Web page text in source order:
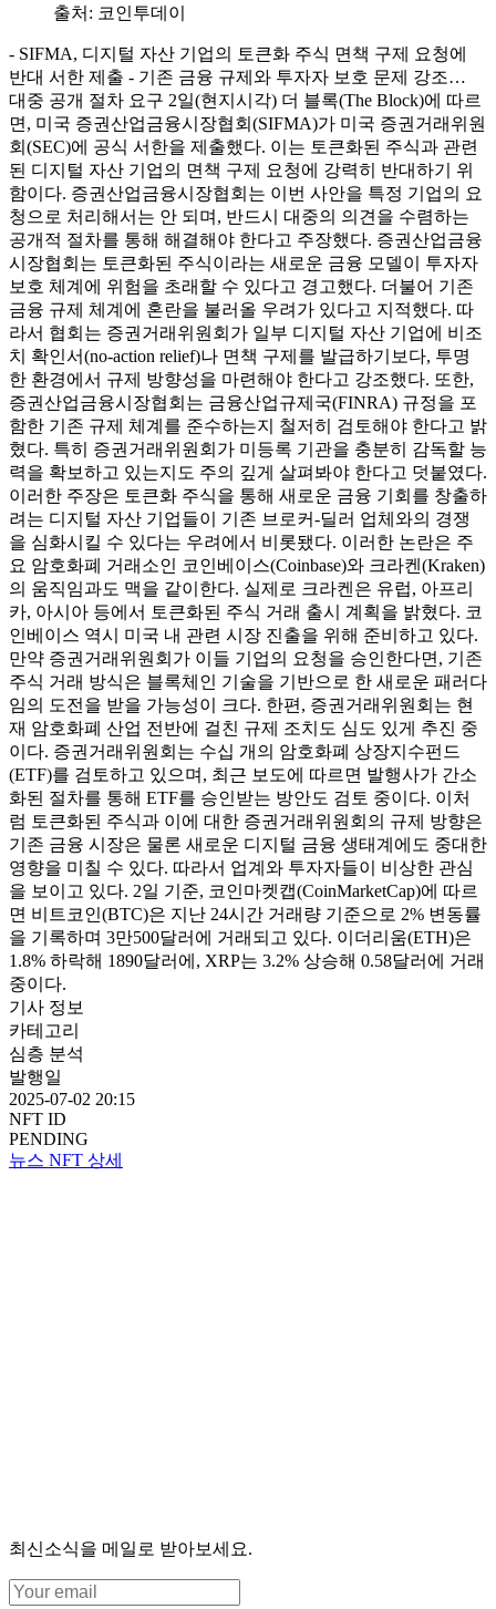
출처: 코인투데이
- SIFMA, 디지털 자산 기업의 토큰화 주식 면책 구제 요청에
반대 서한 제출 - 기존 금융 규제와 투자자 보호 문제 강조…
대중 공개 절차 요구 2일(현지시각) 더 블록(The Block)에 따르
면, 미국 증권산업금융시장협회(SIFMA)가 미국 증권거래위원
회(SEC)에 공식 서한을 제출했다. 이는 토큰화된 주식과 관련
된 디지털 자산 기업의 면책 구제 요청에 강력히 반대하기 위
함이다. 증권산업금융시장협회는 이번 사안을 특정 기업의 요
청으로 처리해서는 안 되며, 반드시 대중의 의견을 수렴하는
공개적 절차를 통해 해결해야 한다고 주장했다. 증권산업금융
시장협회는 토큰화된 주식이라는 새로운 금융 모델이 투자자
보호 체계에 위험을 초래할 수 있다고 경고했다. 더불어 기존
금융 규제 체계에 혼란을 불러올 우려가 있다고 지적했다. 따
라서 협회는 증권거래위원회가 일부 디지털 자산 기업에 비조
치 확인서(no-action relief)나 면책 구제를 발급하기보다, 투명
한 환경에서 규제 방향성을 마련해야 한다고 강조했다. 또한,
증권산업금융시장협회는 금융산업규제국(FINRA) 규정을 포
함한 기존 규제 체계를 준수하는지 철저히 검토해야 한다고 밝
혔다. 특히 증권거래위원회가 미등록 기관을 충분히 감독할 능
력을 확보하고 있는지도 주의 깊게 살펴봐야 한다고 덧붙였다.
이러한 주장은 토큰화 주식을 통해 새로운 금융 기회를 창출하
려는 디지털 자산 기업들이 기존 브로커-딜러 업체와의 경쟁
을 심화시킬 수 있다는 우려에서 비롯됐다. 이러한 논란은 주
요 암호화폐 거래소인 코인베이스(Coinbase)와 크라켄(Kraken)
의 움직임과도 맥을 같이한다. 실제로 크라켄은 유럽, 아프리
카, 아시아 등에서 토큰화된 주식 거래 출시 계획을 밝혔다. 코
인베이스 역시 미국 내 관련 시장 진출을 위해 준비하고 있다.
만약 증권거래위원회가 이들 기업의 요청을 승인한다면, 기존
주식 거래 방식은 블록체인 기술을 기반으로 한 새로운 패러다
임의 도전을 받을 가능성이 크다. 한편, 증권거래위원회는 현
재 암호화폐 산업 전반에 걸친 규제 조치도 심도 있게 추진 중
이다. 증권거래위원회는 수십 개의 암호화폐 상장지수펀드
(ETF)를 검토하고 있으며, 최근 보도에 따르면 발행사가 간소
화된 절차를 통해 ETF를 승인받는 방안도 검토 중이다. 이처
럼 토큰화된 주식과 이에 대한 증권거래위원회의 규제 방향은
기존 금융 시장은 물론 새로운 디지털 금융 생태계에도 중대한
영향을 미칠 수 있다. 따라서 업계와 투자자들이 비상한 관심
을 보이고 있다. 2일 기준, 코인마켓캡(CoinMarketCap)에 따르
면 비트코인(BTC)은 지난 24시간 거래량 기준으로 2% 변동률
을 기록하며 3만500달러에 거래되고 있다. 이더리움(ETH)은
1.8% 하락해 1890달러에, XRP는 3.2% 상승해 0.58달러에 거래
중이다.
기사 정보
카테고리
심층 분석
발행일
2025-07-02 20:15
NFT ID
PENDING
뉴스 NFT 상세
최신소식을 메일로 받아보세요.